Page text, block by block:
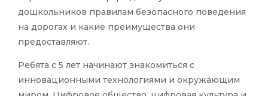
дошкольников правилам безопасного поведения
на дорогах и какие преимущества они
предоставляют.
Ребята с 5 лет начинают знакомиться с
инновационными технологиями и окружающим